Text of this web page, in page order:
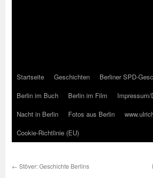
Startseite Geschichten
Berliner SPD-
Berlin im Buch
Berlin im Film
Nacht in Berlin
Fotos aus Berlin
Cookie-Richtlinie (EU)
← Stöver: Geschichte Berlins